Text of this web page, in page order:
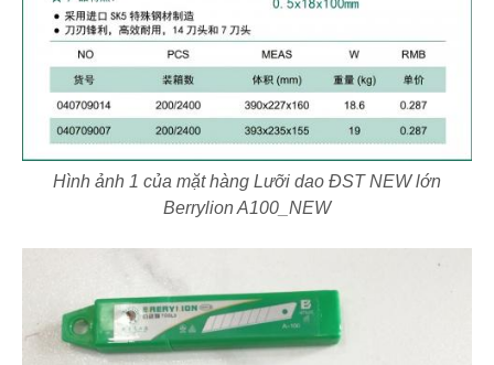
Hình ảnh 1 của mặt hàng Lưỡi dao ĐST NEW lớn
Berrylion A100_NEW